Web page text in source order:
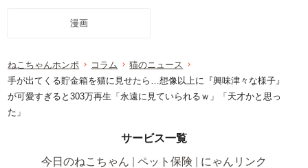
漫画
ねこちゃんホンポ コラム
猫のニュース
手が出てくる貯金箱を猫に見せたら…想像以上に『興味津々な様子』
が可愛すぎると303万再生「永遠に見ていられるｗ」「天才かと思っ
た」
サービス一覧
今日のねこちゃん
ペット保険 にゃんリンク